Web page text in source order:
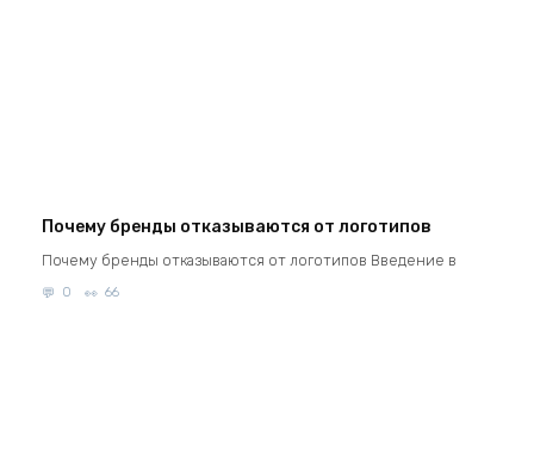
Почему бренды отказываются от логотипов
Почему бренды отказываются от логотипов Введение в
0 66